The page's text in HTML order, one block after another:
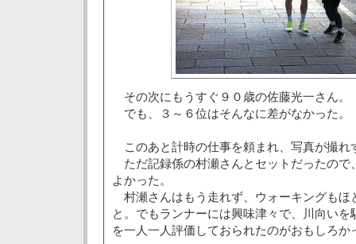
その次にもうすぐ９０歳の佐藤光一さん。
でも、３～６位はそんなに差がなかった。
このあと計時の仕事を頼まれ、写真が撮れ
ただ記録係の村瀬さんとセットだったので
よかった。
村瀬さんはもう走れず、ウォーキングもほ
と。でもランナーには興味津々で、川向い
を一人一人評価しておられたのがおもしろか